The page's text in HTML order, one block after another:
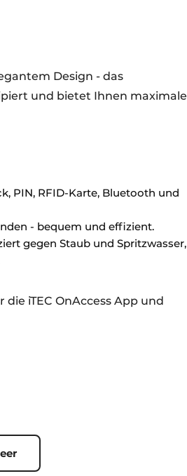
Design - das
und bietet Ihnen maximale
PIN, RFID-Karte, Bluetooth und
- bequem und effizient.
gegen Staub und Spritzwasser,
iTEC OnAccess App und